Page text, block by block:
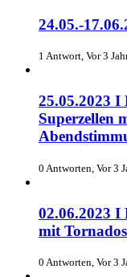
24.05.-
1 Antwort, Vor 3
25.05.2023
Superzellen
0 Antworten, Vor 3
02.06.2023 I
mit Tornados
0 Antworten, Vor 3